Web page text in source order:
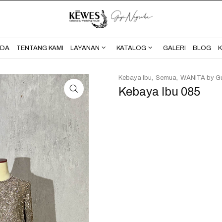
BERANDA
TENTANG KAMI LAYANAN KATALOG GALERI BLOG
Kebaya Ibu 085
Kebaya Ibu Semua WANITA by